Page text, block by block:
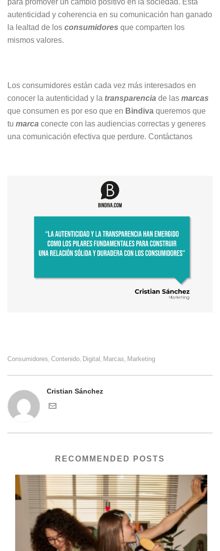
autenticidad y coherencia en su comunicación han ganado
la lealtad de los consumidores que comparten los
mismos valores.
Los consumidores están cada vez más interesados en
conocer la autenticidad y la transparencia de las marcas
que consumen es por eso que en Bindiva queremos que
tu marca conecte con las audiencias correctas y generes
una comunicación efectiva que perdure. Contáctanos
Consumidores, Contenido, Digital , Marcas, Marketing
Cristian Sánchez
RECOMMENDED POSTS